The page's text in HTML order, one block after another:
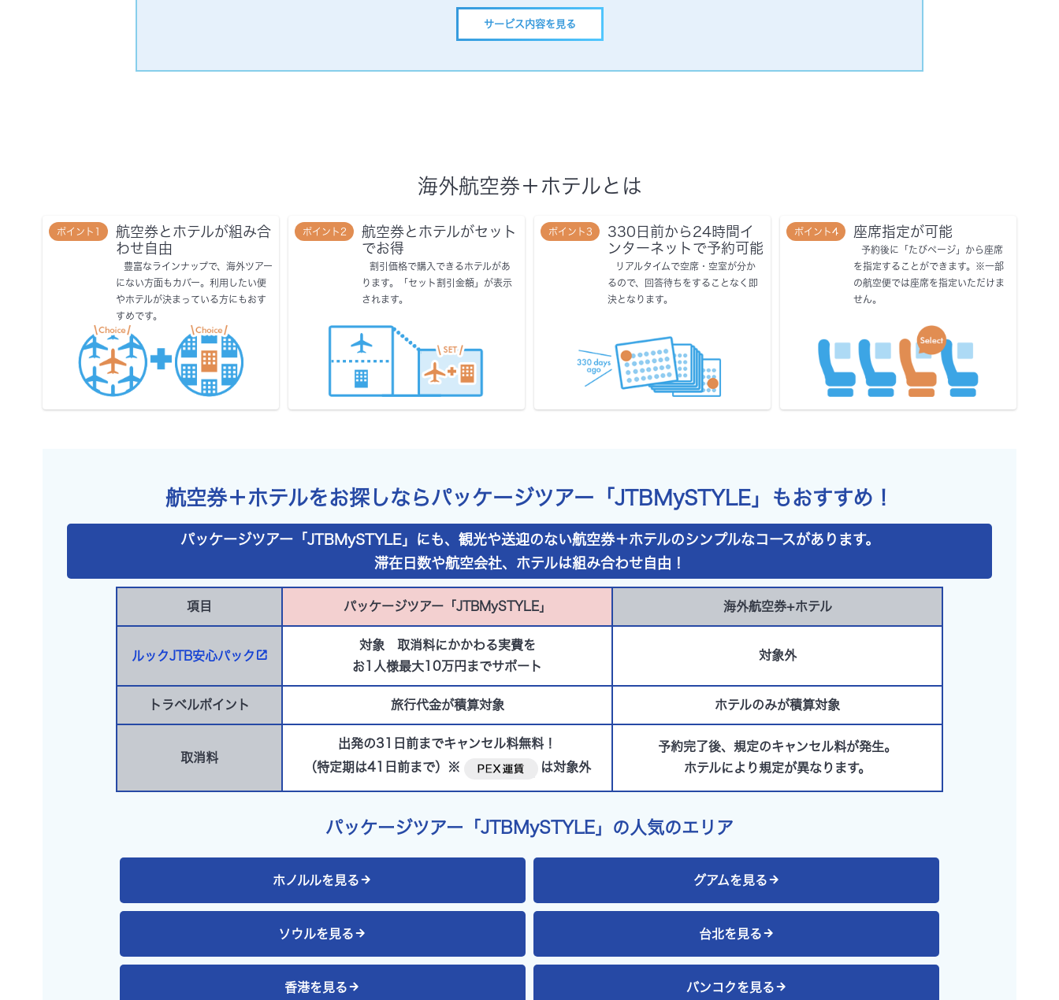
サービス内容を見る
海外航空券＋ホテルとは
ポイント1
航空券とホテルが組み合
わせ自由
豊富なラインナップで、海外ツアー
にない方面もカバー。利用したい便
やホテルが決まっている方にもおす
すめです。
ポイント2
航空券とホテルがセット
でお得
割引価格で購入できるホテルがあ
ります。「セット割引金額」が表示
されます。
ポイント3
330日前から24時間イ
ンターネットで予約可能
リアルタイムで空席・空室が分か
るので、回答待ちをすることなく即
決となります。
ポイント4 座席指定が可能
予約後に「たびページ」から座席
を指定することができます。※一部
の航空便では座席を指定いただけま
せん。
航空券＋ホテルをお探しならパッケージツアー「JTBMySTYLE」 もおすすめ！
パッケージツアー「JTBMySTYLE」にも、観光や送迎のない航空券＋ホテルのシンプルなコースがあります。
滞在日数や航空会社、ホテルは組み合わせ自由！
項目 パッケージツアー「JTBMySTYLE」 海外航空券+ホテル
ルックJTB安心パック
対象 取消料にかかわる実費を
お1人様最大10万円までサポート
対象外
トラベルポイント 旅行代金が積算対象 ホテルのみが積算対象
取消料
出発の31日前までキャンセル料無料！
（特定期は41日前まで）※
は対象外
予約完了後、規定のキャンセル料が発生。
ホテルにより規定が異なります。
パッケージツアー「JTBMySTYLE」 の人気のエリア
ホノルルを見る グアムを見る
ソウルを見る 台北を見る
香港を見る バンコクを見る